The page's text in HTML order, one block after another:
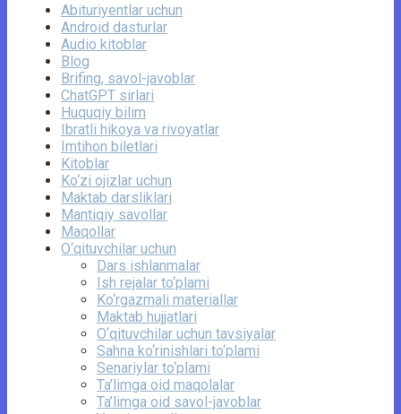
Abituriyentlar uchun
Android dasturlar
Audio kitoblar
Blog
Brifing, savol-javoblar
ChatGPT sirlari
Huquqiy bilim
Ibratli hikoya va rivoyatlar
Imtihon biletlari
Kitoblar
Ko‘zi ojizlar uchun
Maktab darsliklari
Mantiqiy savollar
Maqollar
O‘qituvchilar uchun
Dars ishlanmalar
Ish rejalar to‘plami
Ko‘rgazmali materiallar
Maktab hujjatlari
O‘qituvchilar uchun tavsiyalar
Sahna ko‘rinishlari to‘plami
Senariylar to‘plami
Ta’limga oid maqolalar
Ta’limga oid savol-javoblar